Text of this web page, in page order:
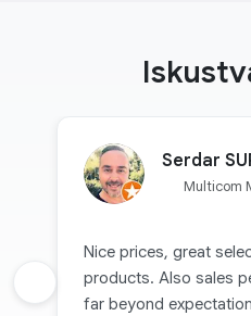
Serdar
Multicom
Nice prices, great
products. Also sales
far beyond
Prethodna recenzija